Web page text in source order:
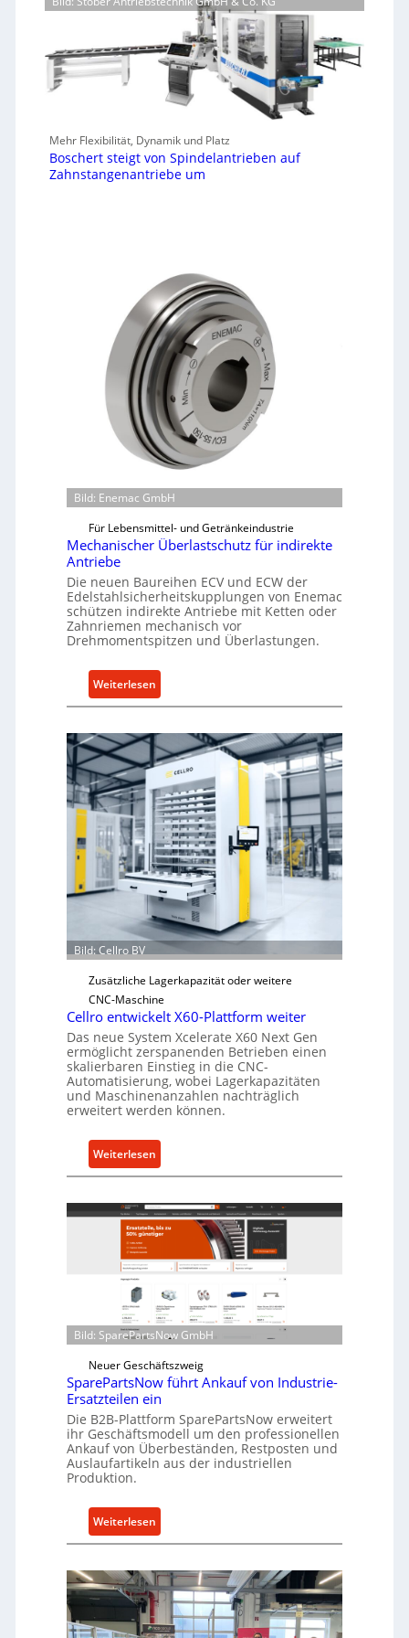
Mehr Flexibilität, Dynamik und Platz
Boschert steigt von Spindelantrieben auf
Zahnstangenantriebe um
Bild: Enemac GmbH
Für Lebensmittel- und Getränkeindustrie
Mechanischer Überlastschutz für indirekte
Antriebe
Die neuen Baureihen ECV und ECW der
Edelstahlsicherheitskupplungen von Enemac
schützen indirekte Antriebe mit Ketten oder
Zahnriemen mechanisch vor
Drehmomentspitzen und Überlastungen.
Weiterlesen:
M
c
h
n
c
h
e
r
Ü
b
s
t
s
c
u
t
z
f
ü
r
i
i
r
k
t
A
n
t
i
e
b
Bild: Cellro BV
Zusätzliche Lagerkapazität oder weitere
CNC-Maschine
Cellro entwickelt X60-Plattform weiter
Das neue System Xcelerate X60 Next Gen
ermöglicht zerspanenden Betrieben einen
skalierbaren Einstieg in die CNC-
Automatisierung, wobei Lagerkapazitäten
und Maschinenanzahlen nachträglich
erweitert werden können.
Weiterlesen:
C
l
l
n
t
w
i
c
k
e
l
t
0
-
l
a
t
t
Bild: SparePartsNow GmbH
Neuer Geschäftszweig
SparePartsNow führt Ankauf von Industrie-
Ersatzteilen ein
Die B2B-Plattform SparePartsNow erweitert
ihr Geschäftsmodell um den professionellen
Ankauf von Überbeständen, Restposten und
Auslaufartikeln aus der industriellen
Produktion.
Weiterlesen:
S
a
r
e